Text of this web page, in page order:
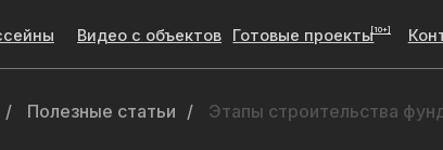
Видео с объектов Контакты
Готовые проекты Контакты
/ Полезные статьи / Этапы строительства